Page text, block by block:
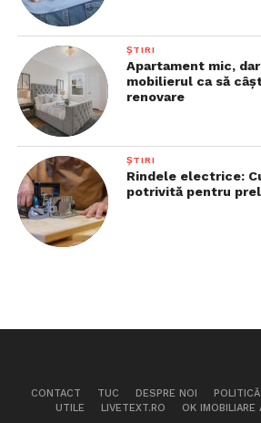
ȘTIRI
Apartament mic,
mobilierul ca să
renovare
ȘTIRI
Rindele electrice:
potrivită pentru
CONTACT TUC DESPRE NOI
UTILE
LIVETEXT.RO OK IMOBILIARE